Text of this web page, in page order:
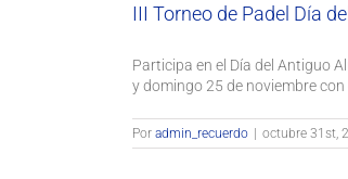
III Torneo de Padel Día
Participa en el Día del Antiguo
y domingo 25 de noviembre
Por admin_recuerdo | octubre 31st,